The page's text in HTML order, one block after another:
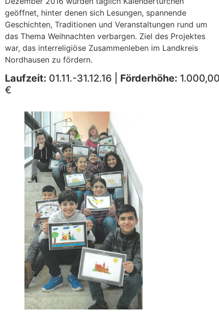
geöffnet, hinter denen sich Lesungen, spannende
Geschichten, Traditionen und Veranstaltungen rund um
das Thema Weihnachten verbargen. Ziel des Projektes
war, das interreligiöse Zusammenleben im Landkreis
Nordhausen zu fördern.
Laufzeit: 01.11.-31.12.16 | Förderhöhe:
€